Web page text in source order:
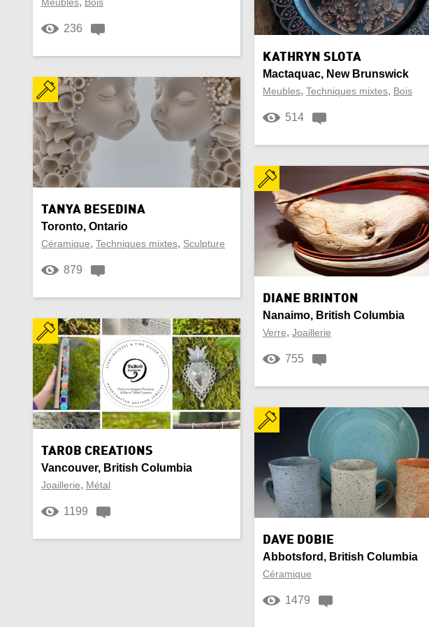
Oreiller Os
Pendentif Perlage
Plumes et crayons Portefeuille
Saisonnier
Stéatite
Tasse
Valise Valorisé
Verre à vin
236
KATHRYN SLOTA
Mactaquac, New Brunswick
Meubles, Techniques mixtes, Bois
514
TANYA BESEDINA
Toronto, Ontario
Céramique, Techniques mixtes, Sculpture
879
DIANE BRINTON
Nanaimo, British Columbia
Verre, Joaillerie
755
TAROB CREATIONS
Vancouver, British Columbia
Joaillerie, Métal
1199
DAVE DOBIE
Abbotsford, British Columbia
Céramique
1479